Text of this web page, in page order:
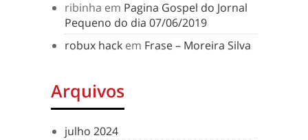
ribinha em Pagina Gospel do Jornal
Pequeno do dia 07/06/2019
robux hack em Frase – Moreira Silva
Arquivos
julho 2024